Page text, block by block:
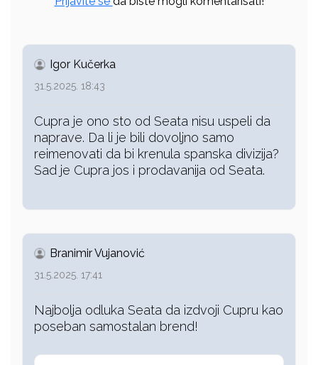
Igor Kučerka
31.5.2025. 18:43
Cupra je ono sto od Seata nisu uspeli da
naprave. Da li je bili dovoljno samo
reimenovati da bi krenula spanska divizija?
Sad je Cupra jos i prodavanija od Seata.
Branimir Vujanović
31.5.2025. 17:41
Najbolja odluka Seata da izdvoji Cupru kao
poseban samostalan brend!